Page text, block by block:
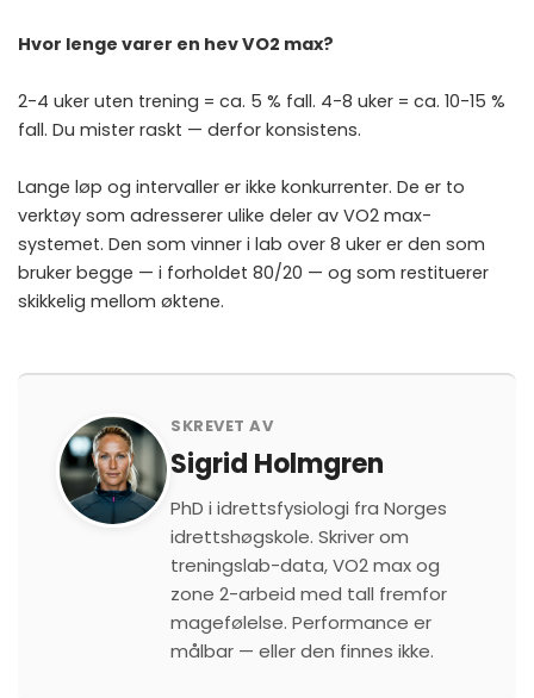
Hvor lenge varer en hev VO2 max?
2-4 uker uten trening = ca. 5 % fall. 4-8 uker = ca. 10-15 %
fall. Du mister raskt — derfor konsistens.
Lange løp og intervaller er ikke konkurrenter. De er to
verktøy som adresserer ulike deler av VO2 max-
systemet. Den som vinner i lab over 8 uker er den som
bruker begge — i forholdet 80/20 — og som restituerer
skikkelig mellom øktene.
SKREVET AV
Sigrid Holmgren
PhD i idrettsfysiologi fra Norges
idrettshøgskole. Skriver om
treningslab-data, VO2 max og
zone 2-arbeid med tall fremfor
magefølelse. Performance er
målbar — eller den finnes ikke.